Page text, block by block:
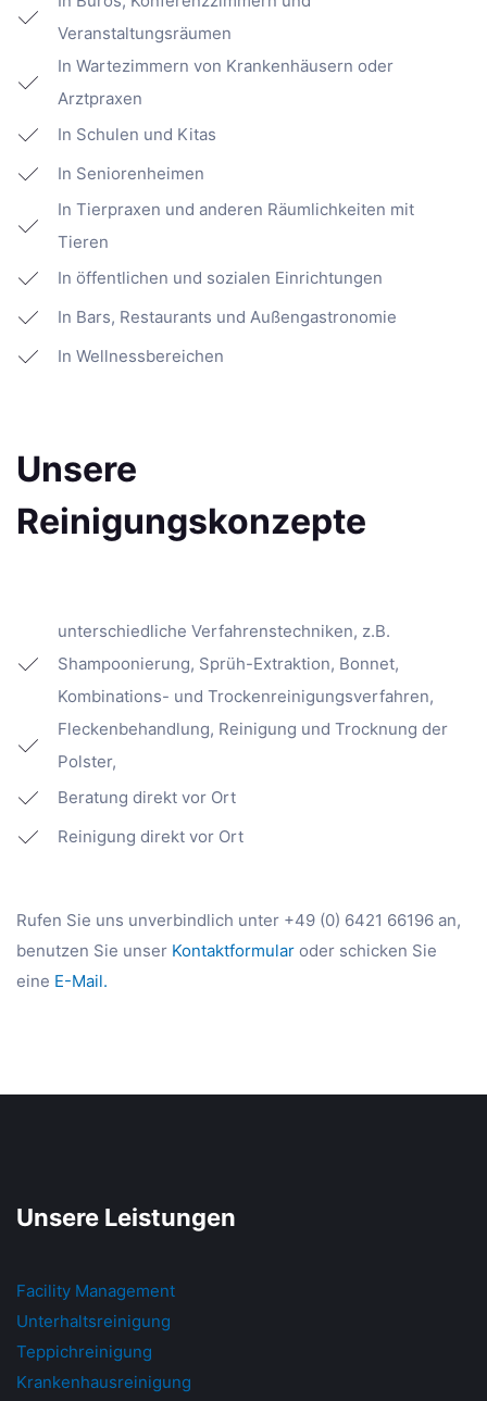
Veranstaltungsräumen
In Wartezimmern von Krankenhäusern oder
Arztpraxen
In Schulen und Kitas
In Seniorenheimen
In Tierpraxen und anderen Räumlichkeiten mit
Tieren
In öffentlichen und sozialen Einrichtungen
In Bars, Restaurants und Außengastronomie
In Wellnessbereichen
Unsere
Reinigungskonzepte
unterschiedliche Verfahrenstechniken, z.B.
Shampoonierung, Sprüh-Extraktion, Bonnet,
Kombinations- und Trockenreinigungsverfahren,
Fleckenbehandlung, Reinigung und Trocknung der
Polster,
Beratung direkt vor Ort
Reinigung direkt vor Ort
Rufen Sie uns unverbindlich unter +49 (0) 6421 66196 an,
benutzen Sie unser Kontaktformular oder schicken Sie
eine E-Mail.
Unsere Leistungen
Facility Management
Unterhaltsreinigung
Teppichreinigung
Krankenhausreinigung